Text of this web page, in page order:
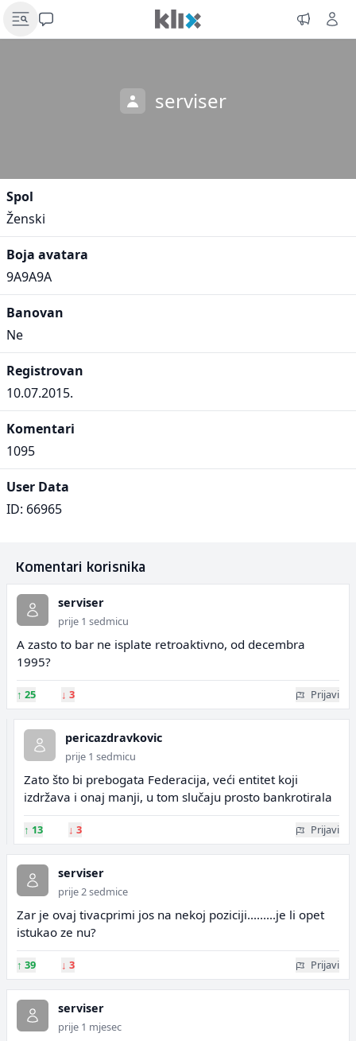
serviser
Spol
Ženski
Boja avatara
9A9A9A
Banovan
Ne
Registrovan
10.07.2015.
Komentari
1095
User Data
ID: 66965
Komentari korisnika
serviser
prije 1 sedmicu
A zasto to bar ne isplate retroaktivno, od decembra
1995?
↑ 25 ↓ 3 Prijavi
pericazdravkovic
prije 1 sedmicu
Zato što bi prebogata Federacija, veći entitet koji
izdržava i onaj manji, u tom slučaju prosto bankrotirala
↑ 13 ↓ 3 Prijavi
serviser
prije 2 sedmice
Zar je ovaj tivacprimi jos na nekoj poziciji.........je li opet
istukao ze nu?
↑ 39 ↓ 3 Prijavi
serviser
prije 1 mjesec